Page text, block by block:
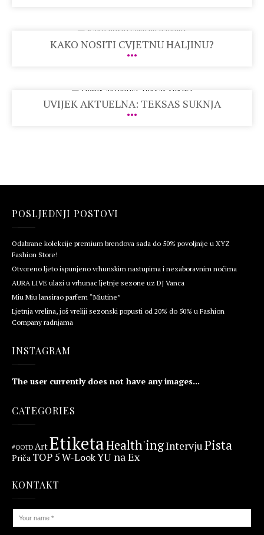
KAKO NOSITI CVJETNU HALJINU?
UVIJEK AKTUELNA: TEKSAS SUKNJA
POSLJEDNJI POSTOVI
Odabrane kolekcije premium brendova sada do 50% povoljnije u XYZ
Fashion Store!
Otvoreno ljeto ispunjeno vrhunskim nastupima i nezaboravnim noćima
AURA LIVE ulazi u vrhunac ljetnje sezone uz DJ Vanca
Miu Miu lansirao parfem “Miutine”
Ljetnja vrelina, još vreliji sezonski popusti od 20% do 50% u Fashion
Company radnjama
INSTAGRAM
The user currently does not have any images...
CATEGORIES
#OOTD ArtEtiketaHealth'ingIntervjuPista
Priča TOP 5W-LookYU na Ex
KONTAKT